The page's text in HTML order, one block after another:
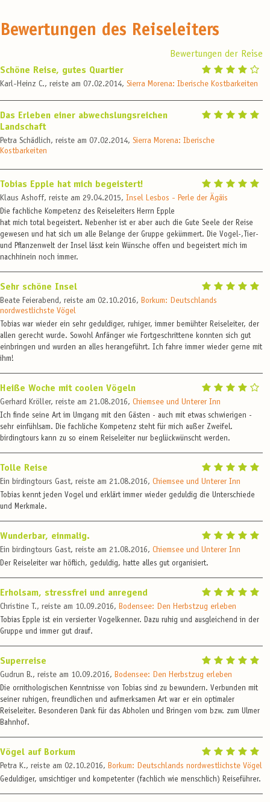
Bewertungen des Reiseleiters
Bewertungen der Reise
Schöne Reise, gutes Quartier
Karl-Heinz C., reiste am 07.02.2014, Sierra Morena: Iberische Kostbarkeiten
Das Erleben einer abwechslungsreichen
Landschaft
Petra Schädlich, reiste am 07.02.2014, Sierra Morena: Iberische
Kostbarkeiten
Tobias Epple hat mich begeistert!
Klaus Ashoff, reiste am 29.04.2015, Insel Lesbos - Perle der Ägäis
Die fachliche Kompetenz des Reiseleiters Herrn Epple
hat mich total begeistert. Nebenher ist er aber auch die Gute Seele der Reise
gewesen und hat sich um alle Belange der Gruppe gekümmert. Die Vogel-,Tier-
und Pflanzenwelt der Insel lässt kein Wünsche offen und begeistert mich im
nachhinein noch immer.
Sehr schöne Insel
Beate Feierabend, reiste am 02.10.2016, Borkum: Deutschlands
nordwestlichste Vögel
Tobias war wieder ein sehr geduldiger, ruhiger, immer bemühter Reiseleiter, der
allen gerecht wurde. Sowohl Anfänger wie Fortgeschrittene konnten sich gut
einbringen und wurden an alles herangeführt. Ich fahre immer wieder gerne mit
ihm!
Heiße Woche mit coolen Vögeln
Gerhard Kröller, reiste am 21.08.2016, Chiemsee und Unterer Inn
Ich finde seine Art im Umgang mit den Gästen - auch mit etwas schwierigen -
sehr einfühlsam. Die fachliche Kompetenz steht für mich außer Zweifel.
birdingtours kann zu so einem Reiseleiter nur beglückwünscht werden.
Tolle Reise
Ein birdingtours Gast, reiste am 21.08.2016, Chiemsee und Unterer Inn
Tobias kennt jeden Vogel und erklärt immer wieder geduldig die Unterschiede
und Merkmale.
Wunderbar, einmalig.
Ein birdingtours Gast, reiste am 21.08.2016, Chiemsee und Unterer Inn
Der Reiseleiter war höflich, geduldig, hatte alles gut organisiert.
Erholsam, stressfrei und anregend
Christine T., reiste am 10.09.2016, Bodensee: Den Herbstzug erleben
Tobias Epple ist ein versierter Vogelkenner. Dazu ruhig und ausgleichend in der
Gruppe und immer gut drauf.
Superreise
Gudrun B., reiste am 10.09.2016, Bodensee: Den Herbstzug erleben
Die ornithologischen Kenntnisse von Tobias sind zu bewundern. Verbunden mit
seiner ruhigen, freundlichen und aufmerksamen Art war er ein optimaler
Reiseleiter. Besonderen Dank für das Abholen und Bringen vom bzw. zum Ulmer
Bahnhof.
Vögel auf Borkum
Petra K., reiste am 02.10.2016, Borkum: Deutschlands nordwestlichste Vögel
Geduldiger, umsichtiger und kompetenter (fachlich wie menschlich) Reiseführer.